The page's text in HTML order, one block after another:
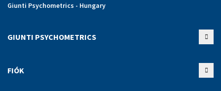
Giunti Psychometrics - Hungary
GIUNTI PSYCHOMETRICS
FIÓK